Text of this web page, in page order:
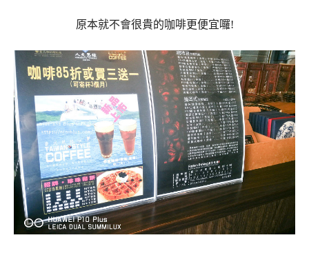
原本就不會很貴的咖啡更便宜囉!